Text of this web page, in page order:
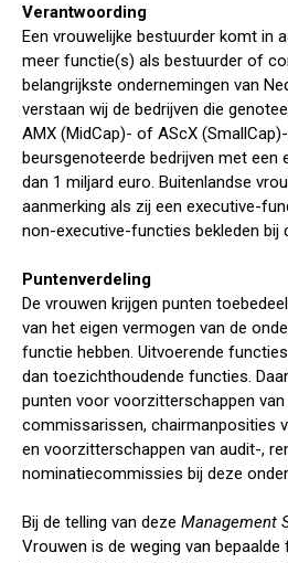
Verantwoording
Een vrouwelijke bestuurder komt in
meer functie(s) als bestuurder of
belangrijkste ondernemingen van
verstaan wij de bedrijven die
AMX (MidCap)- of AScX
beursgenoteerde bedrijven met een
dan 1 miljard euro. Buitenlandse
aanmerking als zij een executive-
non-executive-functies bekleden bij
Puntenverdeling
De vrouwen krijgen punten
van het eigen vermogen van de
functie hebben. Uitvoerende
dan toezichthoudende functies.
punten voor voorzitterschappen
commissarissen, chairmanposities
en voorzitterschappen van audit-,
nominatiecommissies bij deze
Bij de telling van deze Management
Vrouwen is de weging van